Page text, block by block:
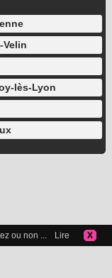
Velin
lès-Lyon
ou non ... Lire X